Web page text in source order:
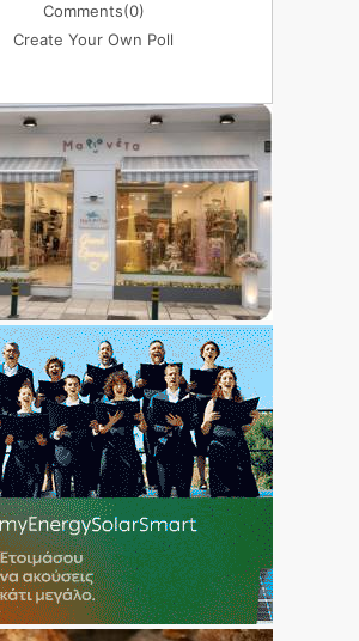
Comments(0)
Create Your Own Poll